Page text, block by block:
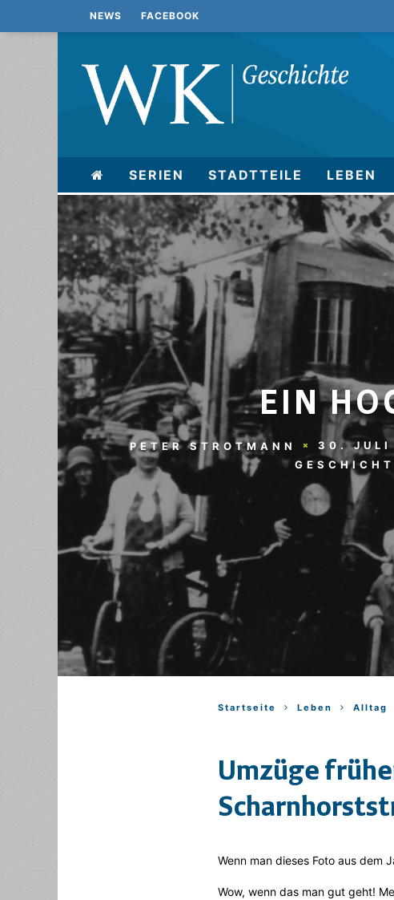
NEWS FACEBOOK
SERIEN STADTTEILE LEBEN
EIN
PETER STROTMANN 30. JULI
Startseite Leben Alltag
Umzüge
Wenn man dieses Foto aus dem
Wow, wenn das man gut geht!